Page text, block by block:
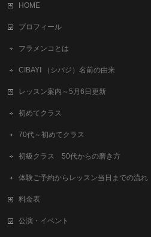
HOME
プロフィール
フラメンコとは
CIBAYI （シバジ）名前の由来
レッスン案内～5月6日更新
初めてクラス
70代～初めてクラス
初級クラス 50代からの磨き方
体験ご予約からレッスン当日までの流れ
料金表
公演・イベント